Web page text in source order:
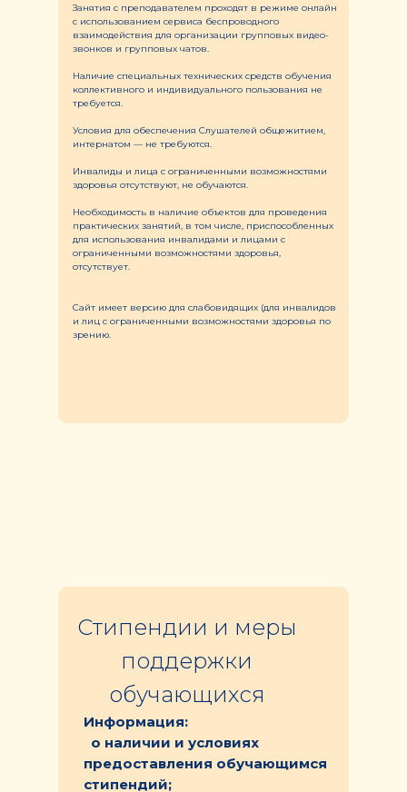
Занятия с преподавателем проходят в режиме онлайн
с использованием сервиса беспроводного
взаимодействия для организации групповых видео-
звонков и групповых чатов.
Наличие специальных технических средств обучения
коллективного и индивидуального пользования не
требуется.
Условия для обеспечения Слушателей общежитием,
интернатом — не требуются.
Инвалиды и лица с ограниченными возможностями
здоровья отсутствуют, не обучаются.
Необходимость в наличие объектов для проведения
практических занятий, в том числе, приспособленных
для использования инвалидами и лицами с
ограниченными возможностями здоровья,
отсутствует.
Сайт имеет версию для слабовидящих (для инвалидов
и лиц с ограниченными возможностями здоровья по
зрению.
Стипендии и меры
поддержки
обучающихся
Информация:
о наличии и условиях
предоставления обучающимся
стипендий;